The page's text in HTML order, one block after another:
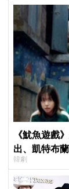
《魷魚遊戲
出、凱特布
韓劇